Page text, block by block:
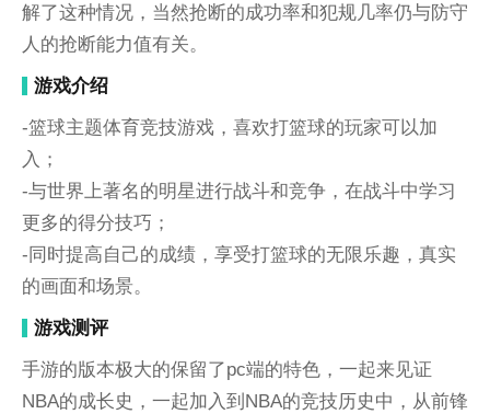
解了这种情况，当然抢断的成功率和犯规几率仍与防守
人的抢断能力值有关。
游戏介绍
-篮球主题体育竞技游戏，喜欢打篮球的玩家可以加
入；
-与世界上著名的明星进行战斗和竞争，在战斗中学习
更多的得分技巧；
-同时提高自己的成绩，享受打篮球的无限乐趣，真实
的画面和场景。
游戏测评
手游的版本极大的保留了pc端的特色，一起来见证
NBA的成长史，一起加入到NBA的竞技历史中，从前锋